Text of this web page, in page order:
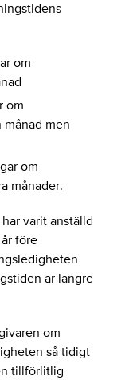
om
om
men
om
månader.
varit anställd
före
är längre
om
så tidigt
tillförlitlig